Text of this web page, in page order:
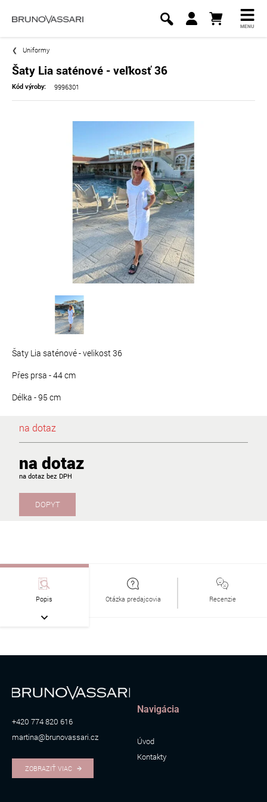
MENU
Uniformy
Šaty Lia saténové - veľkosť 36
Kód výroby: 9996301
Šaty Lia saténové - velikost 36
Přes prsa - 44 cm
Délka - 95 cm
na dotaz
na dotaz
na dotaz
DOPYT
Popis Otázka predajcovia Recenzie
+420 774 820 616
martina@brunovassari.cz
ZOBRAZIŤ VIAC
Navigácia
Úvod
Kontakty